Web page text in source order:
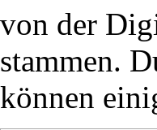
von der
stammen.
können